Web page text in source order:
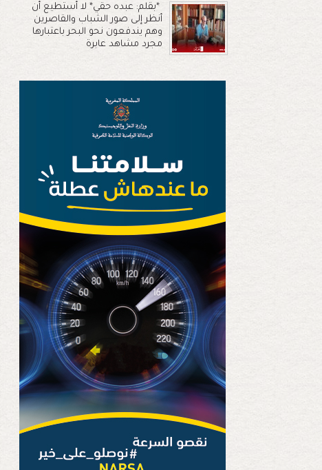
*بقلم: عبده حقي* لا أستطيع أن
أنظر إلى صور الشباب والقاصرين
وهم يندفعون نحو البحر باعتبارها
مجرد مشاهد عابرة